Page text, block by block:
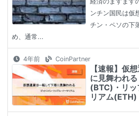
ンチン国民は仮
チン・ペソの下
め、通常...
4年前 CoinPartner
【速報】仮
に見舞われ
(BTC)・リ
リアム(ETH)